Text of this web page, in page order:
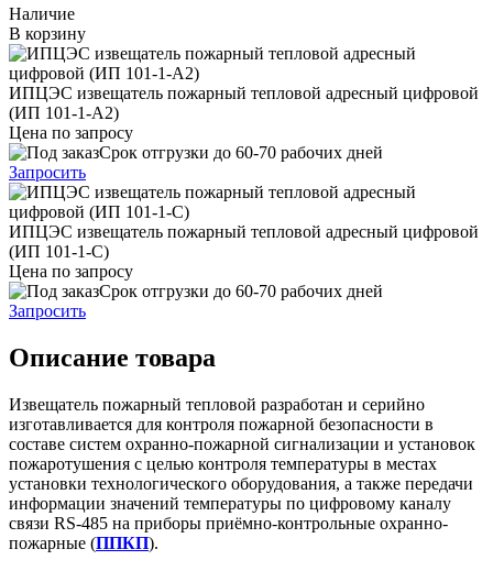
Наличие
В корзину
ИПЦЭС извещатель пожарный тепловой адресный цифровой
(ИП 101-1-А2)
Цена по запросу
Срок отгрузки до 60-70 рабочих дней
Запросить
ИПЦЭС извещатель пожарный тепловой адресный цифровой
(ИП 101-1-С)
Цена по запросу
Срок отгрузки до 60-70 рабочих дней
Запросить
Описание товара
Извещатель пожарный тепловой разработан и серийно
изготавливается для контроля пожарной безопасности в
составе систем охранно-пожарной сигнализации и установок
пожаротушения с целью контроля температуры в местах
установки технологического оборудования, а также передачи
информации значений температуры по цифровому каналу
связи RS-485 на приборы приёмно-контрольные охранно-
пожарные (ППКП).